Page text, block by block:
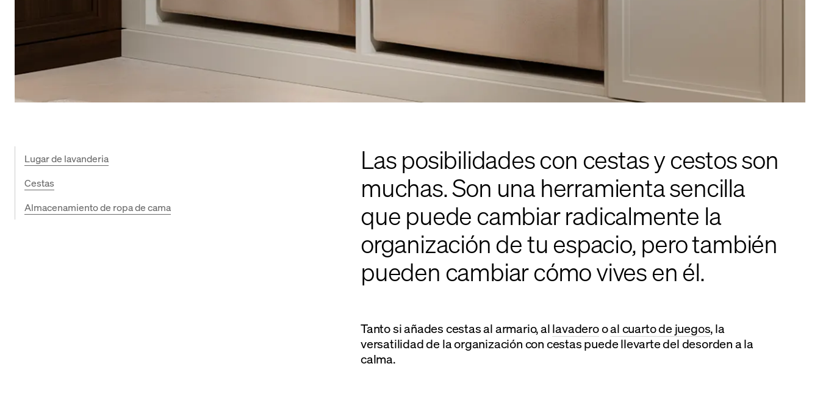
Lugar de lavanderia
Cestas
Almacenamiento de ropa de cama
Las posibilidades con cestas y cestos son
muchas. Son una herramienta sencilla
que puede cambiar radicalmente la
organización de tu espacio, pero también
pueden cambiar cómo vives en él.
Tanto si añades cestas al armario, allavaderooal cuarto de juegos, la
versatilidad de la organización con cestas puede llevarte del desorden a la
calma.